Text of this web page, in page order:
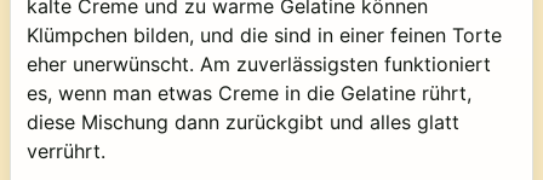
kalte Creme und zu warme Gelatine können
Klümpchen bilden, und die sind in einer feinen Torte
eher unerwünscht. Am zuverlässigsten funktioniert
es, wenn man etwas Creme in die Gelatine rührt,
diese Mischung dann zurückgibt und alles glatt
verrührt.